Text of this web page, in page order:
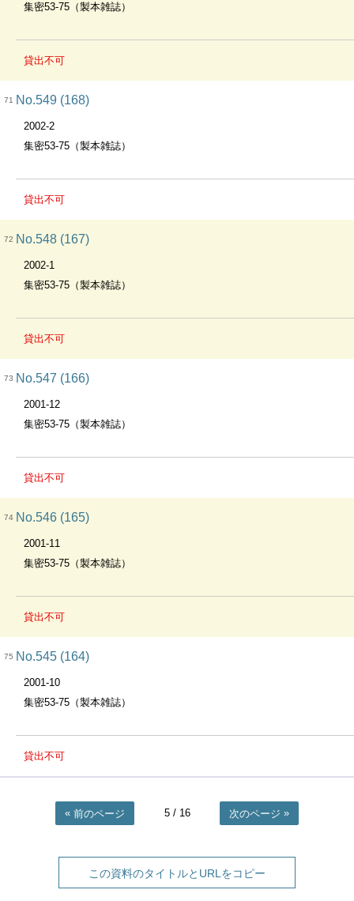
集密53-75（製本雑誌）
貸出不可
71 No.549 (168)
2002-2
集密53-75（製本雑誌）
貸出不可
72 No.548 (167)
2002-1
集密53-75（製本雑誌）
貸出不可
73 No.547 (166)
2001-12
集密53-75（製本雑誌）
貸出不可
74 No.546 (165)
2001-11
集密53-75（製本雑誌）
貸出不可
75 No.545 (164)
2001-10
集密53-75（製本雑誌）
貸出不可
前のページ 5/ 16 次のページ
この資料のタイトルとURLをコピー